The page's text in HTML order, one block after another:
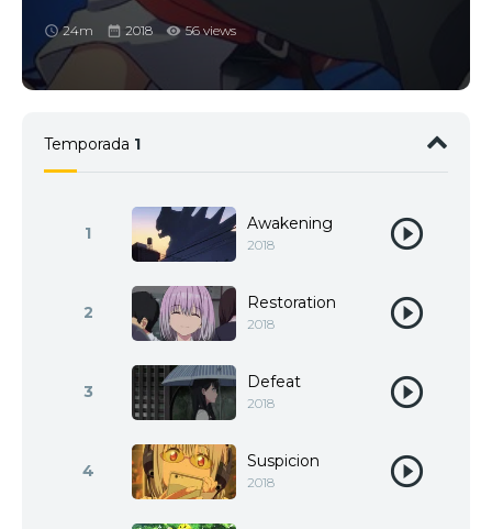
24m 2018 56 views
Temporada 1
1 Awakening
2018
2 Restoration
2018
3 Defeat
2018
4 Suspicion
2018